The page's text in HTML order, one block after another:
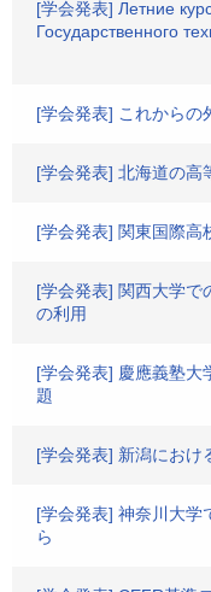
[学会発表] Летние
Государственного
[学会発表] これからの
[学会発表] 北海道の高
[学会発表] 関東国際高
[学会発表] 関西大学で
の利用
[学会発表] 慶應義塾大
題
[学会発表] 新潟におけ
[学会発表] 神奈川大学
ら